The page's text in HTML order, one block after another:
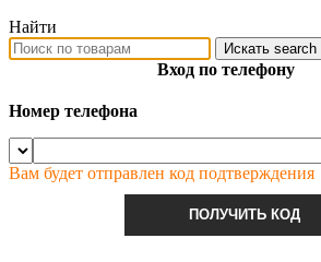
Найти
Искать search
Вход по телефону
Номер телефона
Вам будет отправлен код подтверждения
ПОЛУЧИТЬ КОД